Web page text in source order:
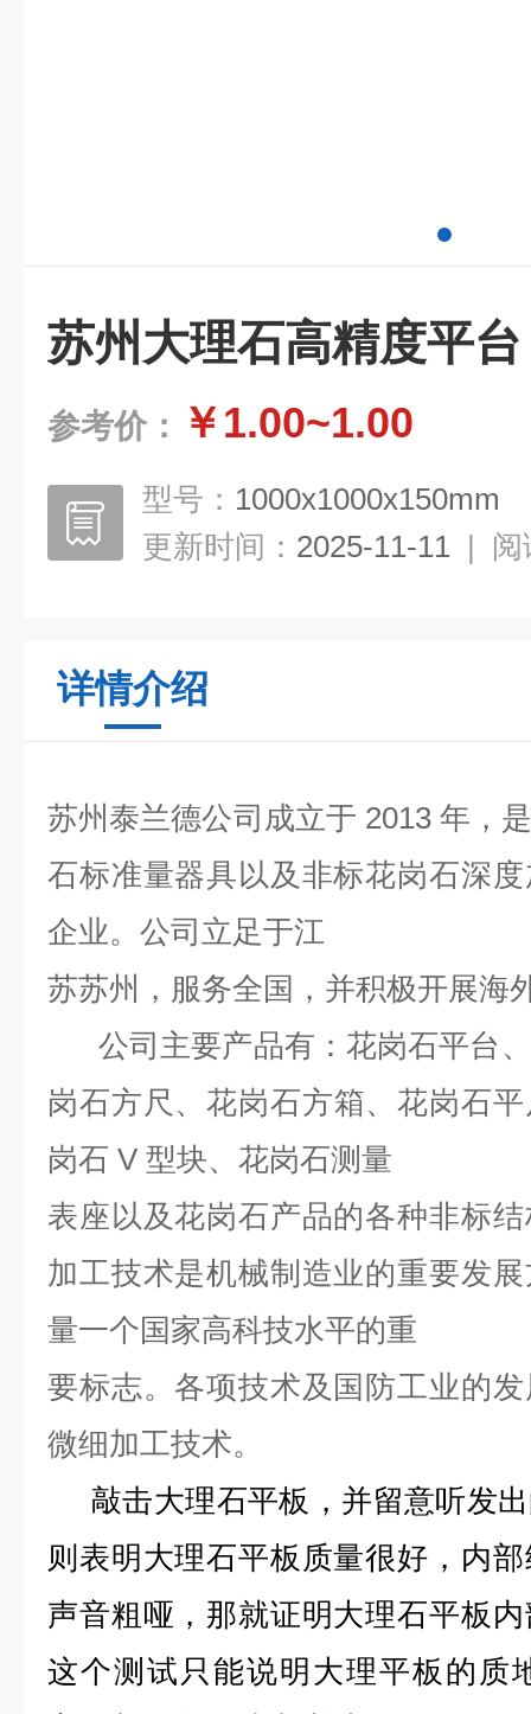
苏州大理石高精度平台
参考价： ￥1.00~1.00
型号： 1000x1000x150mm
更新时间： 2025-11-11 | 阅
详情介绍
苏州泰兰德公司成立于 2013 年，
石标准量器具以及非标花岗石深
企业。公司立足于江
苏苏州，服务全国，并积极开展海
公司主要产品有：花岗石平台
岗石方尺、花岗石方箱、花岗石
岗石 V 型块、花岗石测量
表座以及花岗石产品的各种非标
加工技术是机械制造业的重要发
量一个国家高科技水平的重
要标志。各项技术及国防工业的
微细加工技术。
敲击大理石平板，并留意听发
则表明大理石平板质量很好，内
声音粗哑，那就证明大理石平板
这个测试只能说明大理平板的质